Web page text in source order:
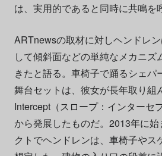
は、実用的であると同時に共鳴を
ARTnewsの取材に対しヘンドレ
して傾斜面などの単純なメカニズ
きたと語る。車椅子で踊るシェパ
舞台セットは、彼女が長年取り組
Intercept（スロープ：インターセ
から発展したものだ。2013年に
クトでヘンドレンは、車椅子やス